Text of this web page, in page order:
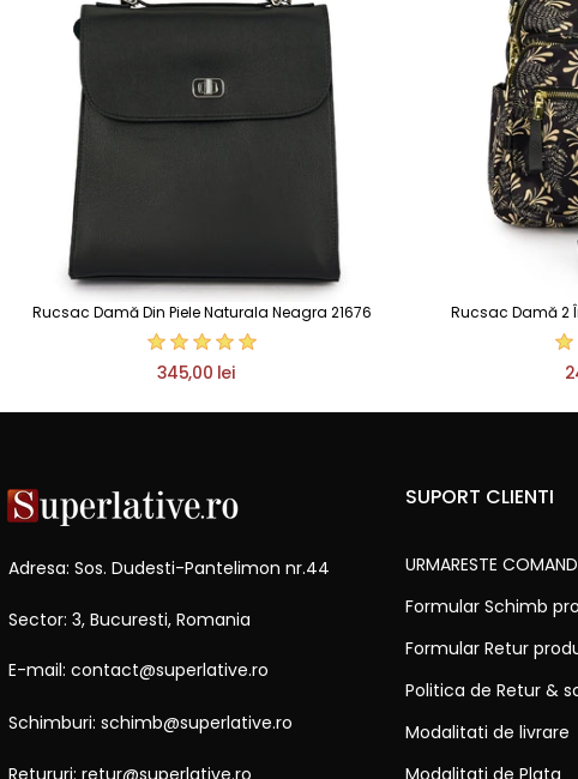
Rucsac Damă Din Piele Naturala Neagra 21676
345,00 lei
Rucsac Damă 2
Adresa: Sos. Dudesti-Pantelimon nr.44
Sector: 3, Bucuresti, Romania
E-mail: contact@superlative.ro
Schimburi: schimb@superlative.ro
SUPORT CLIENTI
URMARESTE
Formular Schimb
Formular Retur
Politica de Retur &
Modalitati de livrare
Modalitati de Plata